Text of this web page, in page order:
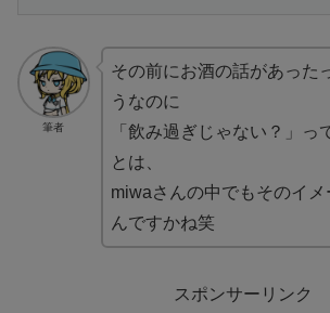
筆者
その前にお酒の話があった
うなのに
「飲み過ぎじゃない？」っ
とは、
miwaさんの中でもそのイ
んですかね笑
スポンサーリンク